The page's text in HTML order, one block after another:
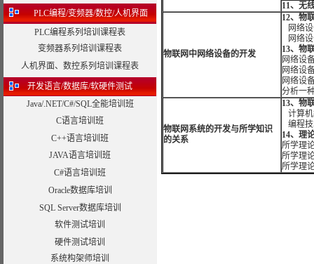
PLC编程/变频器/数控/人机界面
PLC编程系列培训课程表
变频器系列培训课程表
人机界面、数控系列培训课程表
开发语言/数据库/软硬件测试
Java/.NET/C#/SQL全能培训班
C语言培训班
C++语言培训班
JAVA语言培训班
C#语言培训班
Oracle数据库培训
SQL Server数据库培训
软件测试培训
硬件测试培训
系统构架师培训
11、无
物联网中网络设备的开发
12、物
网络
网络
13、物
网络设
网络设
网络设
分析一
物联网系统的开发与所学知识
的关系
13、物
计算
编程
14、理
所学理
所学理
所学理